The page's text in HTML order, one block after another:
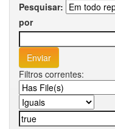
Pesquisar:
por
Filtros correntes: